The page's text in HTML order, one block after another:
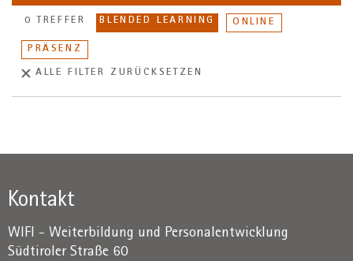
0 TREFFER BLENDED LEARNING ONLINE
PRÄSENZ
ALLE FILTER ZURÜCKSETZEN
Kontakt
WIFI - Weiterbildung und Personalentwicklung
Südtiroler Straße 60